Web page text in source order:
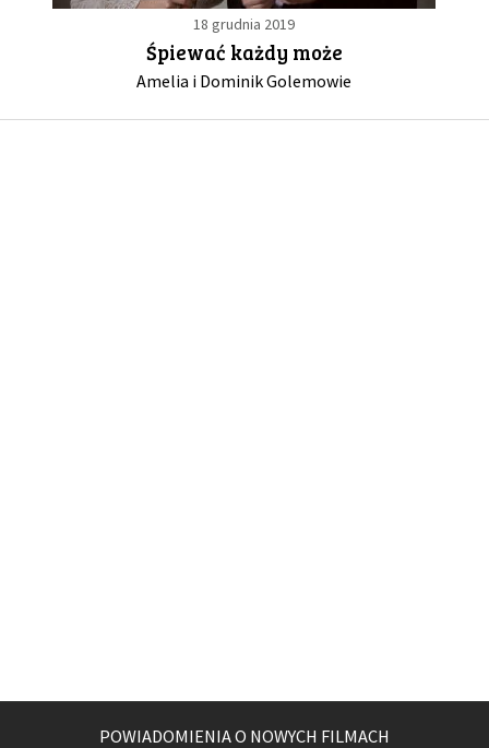
GALERIA
DRUŻYNA
18 grudnia 2019
Śpiewać każdy może
Amelia i Dominik Golemowie
POWIADOMIENIA O NOWYCH FILMACH